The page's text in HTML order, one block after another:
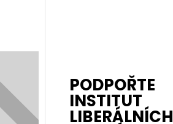
PODPOŘTE
INSTITUT
LIBERÁLNÍCH